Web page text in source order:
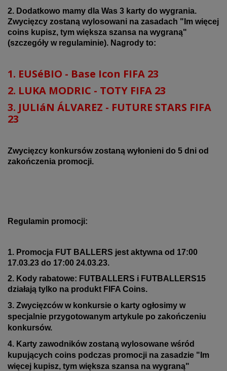
2. Dodatkowo mamy dla Was 3 karty do wygrania.
Zwycięzcy zostaną wylosowani na zasadach "Im więcej
coins kupisz, tym większa szansa na wygraną"
(szczegóły w regulaminie). Nagrody to:
1. EUSéBIO - Base Icon FIFA 23
2. LUKA MODRIC - TOTY FIFA 23
3. JULIáN ÁLVAREZ - FUTURE STARS FIFA
23
Zwycięzcy konkursów zostaną wyłonieni do 5 dni od
zakończenia promocji.
Regulamin promocji:
1. Promocja FUT BALLERS jest aktywna od 17:00
17.03.23 do 17:00 24.03.23.
2. Kody rabatowe: FUTBALLERS i FUTBALLERS15
działają tylko na produkt FIFA Coins.
3. Zwycięzców w konkursie o karty ogłosimy w
specjalnie przygotowanym artykule po zakończeniu
konkursów.
4. Karty zawodników zostaną wylosowane wśród
kupujących coins podczas promocji na zasadzie "Im
więcej kupisz, tym większa szansa na wygraną"